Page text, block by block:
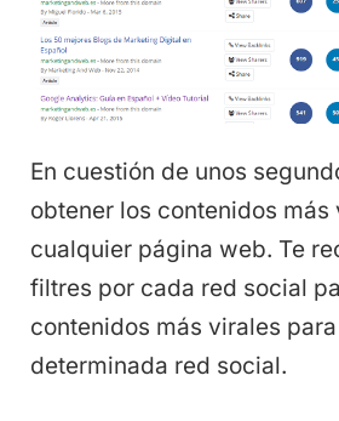
En cuestión de unos
obtener los contenidos más
cualquier página web. Te
filtres por cada red social
contenidos más virales
determinada red social.